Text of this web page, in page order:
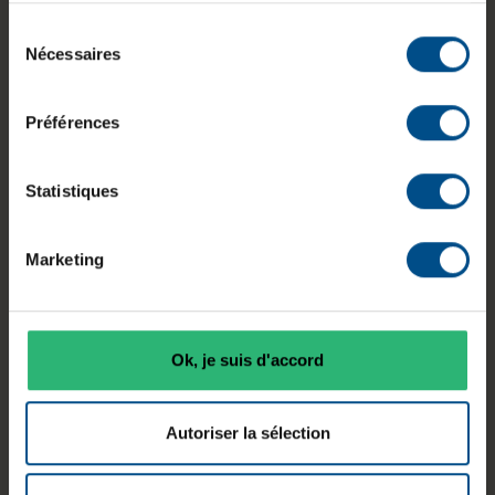
Nécessaires
Préférences
Statistiques
Marketing
Ok, je suis d'accord
Autoriser la sélection
compact conçu pour accueillir une configuration
évolutive. Il intègre un processeur Intel Core i3 de
10ᵉ génération, un double emplacement mémoire
DDR4 et deux options de stockage, permettant
bureautique, multimédia ou professionnel.
Typologie
Intel Core
RAM
DDR4
Go